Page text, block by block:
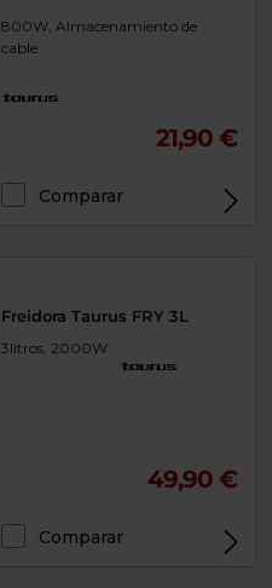
800W, Almacenamiento de
cable
21,90 €
Comparar
Freidora Taurus FRY 3L
3litros, 2000W
49,90 €
Comparar